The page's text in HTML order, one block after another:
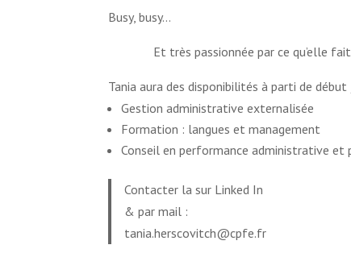
Busy, busy…
Et très passionnée par ce qu’elle
Tania aura des disponibilités à parti de
Gestion administrative externalisée
Formation : langues et management
Conseil en performance administrative et
Contacter la sur Linked In
& par mail :
tania.herscovitch@cpfe.fr